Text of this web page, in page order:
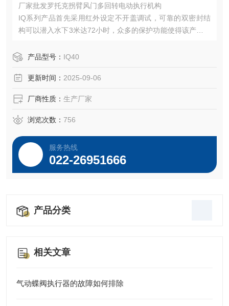
厂家批发罗托克拐臂风门多回转电动执行机构
IQ系列产品首先采用红外设定不开盖调试，可靠的双密封结
构可以潜入水下3米达72小时，众多的保护功能使得该产品成
产品型号： IQ40
更新时间： 2025-09-06
厂商性质： 生产厂家
浏览次数： 756
服务热线
022-26951666
产品分类
相关文章
气动蝶阀执行器的故障如何排除